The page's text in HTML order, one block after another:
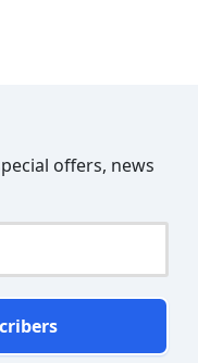
offers, news